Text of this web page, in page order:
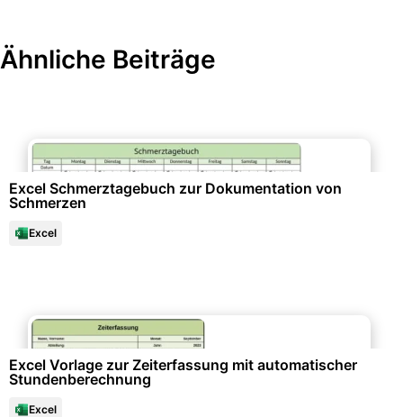
Ähnliche Beiträge
Excel Schmerztagebuch zur Dokumentation von
Schmerzen
Excel
Excel Vorlage zur Zeiterfassung mit automatischer
Stundenberechnung
Excel